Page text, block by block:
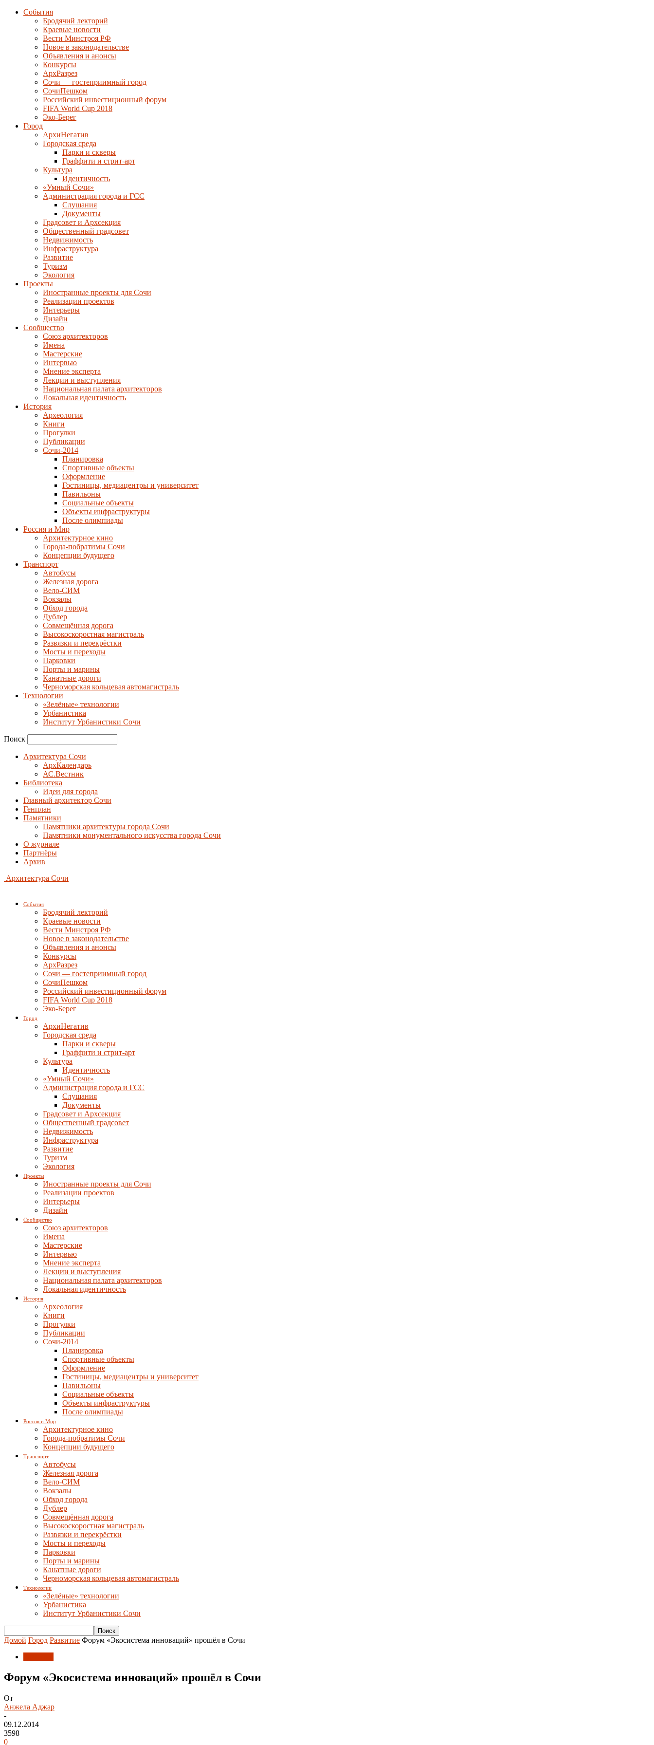
События
Бродячий лекторий
Краевые новости
Вести Минстроя РФ
Новое в законодательстве
Объявления и анонсы
Конкурсы
АрхРазрез
Сочи — гостеприимный город
СочиПешком
Российский инвестиционный форум
FIFA World Cup 2018
Эко-Берег
Город
АрхиНегатив
Городская среда
Парки и скверы
Граффити и стрит-арт
Культура
Идентичность
«Умный Сочи»
Администрация города и ГСС
Слушания
Документы
Градсовет и Архсекция
Общественный градсовет
Недвижимость
Инфраструктура
Развитие
Туризм
Экология
Проекты
Иностранные проекты для Сочи
Реализации проектов
Интерьеры
Дизайн
Сообщество
Союз архитекторов
Имена
Мастерские
Интервью
Мнение эксперта
Лекции и выступления
Национальная палата архитекторов
Локальная идентичность
История
Археология
Книги
Прогулки
Публикации
Сочи-2014
Планировка
Спортивные объекты
Оформление
Гостиницы, медиацентры и университет
Павильоны
Социальные объекты
Объекты инфраструктуры
После олимпиады
Россия и Мир
Архитектурное кино
Города-побратимы Сочи
Концепции будущего
Транспорт
Автобусы
Железная дорога
Вело-СИМ
Вокзалы
Обход города
Дублер
Совмещённая дорога
Высокоскоростная магистраль
Развязки и перекрёстки
Мосты и переходы
Парковки
Порты и марины
Канатные дороги
Черноморская кольцевая автомагистраль
Технологии
«Зелёные» технологии
Урбанистика
Институт Урбанистики Сочи
Поиск
Архитектура Сочи
АрхКалендарь
АС.Вестник
Библиотека
Идеи для города
Главный архитектор Сочи
Генплан
Памятники
Памятники архитектуры города Сочи
Памятники монументального искусства города Сочи
О журнале
Партнёры
Архив
Архитектура Сочи
События
Бродячий лекторий
Краевые новости
Вести Минстроя РФ
Новое в законодательстве
Объявления и анонсы
Конкурсы
АрхРазрез
Сочи — гостеприимный город
СочиПешком
Российский инвестиционный форум
FIFA World Cup 2018
Эко-Берег
Город
АрхиНегатив
Городская среда
Парки и скверы
Граффити и стрит-арт
Культура
Идентичность
«Умный Сочи»
Администрация города и ГСС
Слушания
Документы
Градсовет и Архсекция
Общественный градсовет
Недвижимость
Инфраструктура
Развитие
Туризм
Экология
Проекты
Иностранные проекты для Сочи
Реализации проектов
Интерьеры
Дизайн
Сообщество
Союз архитекторов
Имена
Мастерские
Интервью
Мнение эксперта
Лекции и выступления
Национальная палата архитекторов
Локальная идентичность
История
Археология
Книги
Прогулки
Публикации
Сочи-2014
Планировка
Спортивные объекты
Оформление
Гостиницы, медиацентры и университет
Павильоны
Социальные объекты
Объекты инфраструктуры
После олимпиады
Россия и Мир
Архитектурное кино
Города-побратимы Сочи
Концепции будущего
Транспорт
Автобусы
Железная дорога
Вело-СИМ
Вокзалы
Обход города
Дублер
Совмещённая дорога
Высокоскоростная магистраль
Развязки и перекрёстки
Мосты и переходы
Парковки
Порты и марины
Канатные дороги
Черноморская кольцевая автомагистраль
Технологии
«Зелёные» технологии
Урбанистика
Институт Урбанистики Сочи
Домой Город Развитие Форум «Экосистема инноваций» прошёл в Сочи
Форум «Экосистема инноваций» прошёл в Сочи
От
Анжела Аджар
-
09.12.2014
3598
0